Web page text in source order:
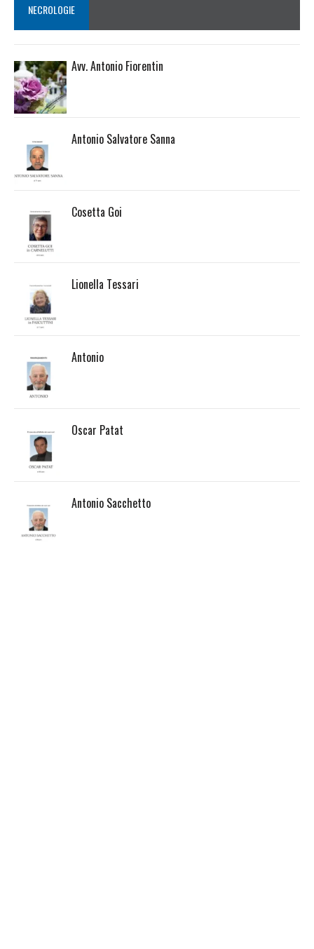
NECROLOGIE
Avv. Antonio Fiorentin
Antonio Salvatore Sanna
Cosetta Goi
Lionella Tessari
Antonio
Oscar Patat
Antonio Sacchetto